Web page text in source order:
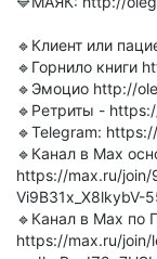
🔹Клиент или
🔹Горнило книги
🔹Эмоцио http://
🔹Ретриты -
🔹Telegram:
🔹Канал в Max
https://max.ru/join/
Vi9B31x_X8lkybV-
🔹Канал в Max по
https://max.ru/join/